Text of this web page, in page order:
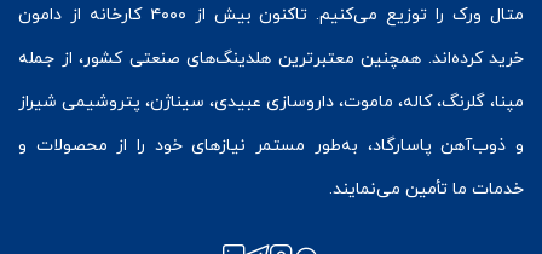
متال ورک
را توزیع می‌کنیم. تاکنون بیش از ۴۰۰۰ کارخانه از دامون
خرید کرده‌اند. همچنین معتبرترین هلدینگ‌های صنعتی کشور، از جمله
مپنا، گلرنگ، کاله، ماموت، داروسازی عبیدی، سیناژن، پتروشیمی شیراز
و ذوب‌آهن پاسارگاد، به‌طور مستمر نیازهای خود را از محصولات و
خدمات ما تأمین می‌نمایند.